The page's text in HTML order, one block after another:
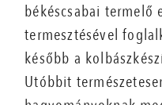
békéscsabai termelő
termesztésével
később a
Utóbbit